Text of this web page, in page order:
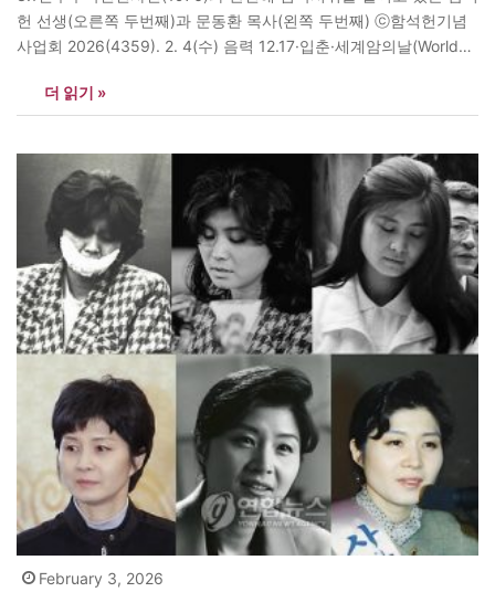
헌 선생(오른쪽 두번째)과 문동환 목사(왼쪽 두번째) ⓒ함석헌기념
사업회 2026(4359). 2. 4(수) 음력 12.17·입춘·세계암의날(World
편지 한 통을 보내노라// 바람 부는 사연은/ 다 묻어두고/ 물오르는
가지에/ 터져 나오는/ 봄 눈을/ 소중한 보석처럼 담아 드리노라.// 계
더 읽기 »
February 3, 2026